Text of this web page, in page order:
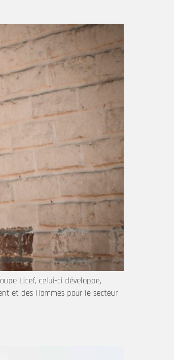
Licef, celui-ci développe,
et des Hommes pour le secteur